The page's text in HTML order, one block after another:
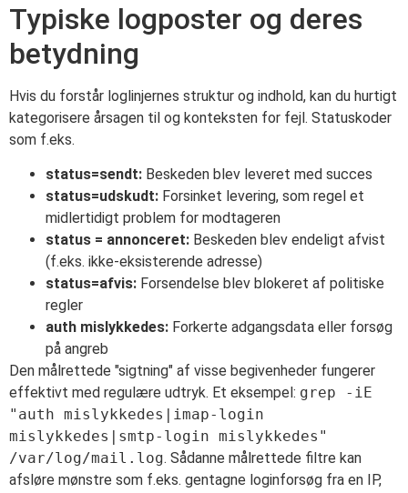
Typiske logposter og deres
betydning
Hvis du forstår loglinjernes struktur og indhold, kan du hurtigt
kategorisere årsagen til og konteksten for fejl. Statuskoder
som f.eks.
status=sendt: Beskeden blev leveret med succes
status=udskudt: Forsinket levering, som regel et
midlertidigt problem for modtageren
status = annonceret: Beskeden blev endeligt afvist
(f.eks. ikke-eksisterende adresse)
status=afvis: Forsendelse blev blokeret af politiske
regler
auth mislykkedes: Forkerte adgangsdata eller forsøg
på angreb
Den målrettede "sigtning" af visse begivenheder fungerer
effektivt med regulære udtryk. Et eksempel: grep -iE
"auth mislykkedes|imap-login
mislykkedes|smtp-login mislykkedes"
/var/log/mail.log. Sådanne målrettede filtre kan
afsløre mønstre som f.eks. gentagne loginforsøg fra en IP,